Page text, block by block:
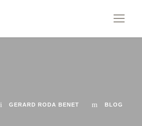
GERARD RODA BENET BLOG